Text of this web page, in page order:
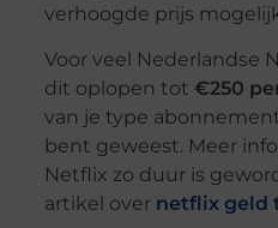
verhoogde prijs
Voor veel Nederlandse
dit oplopen tot €250
van je type
bent geweest. Meer
Netflix zo duur is
artikel over netflix geld